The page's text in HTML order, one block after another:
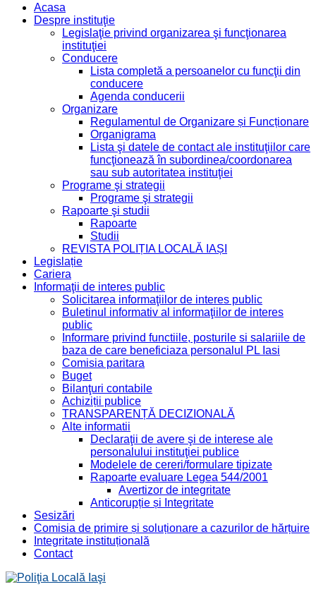
Acasa
Despre instituţie
Legislaţie privind organizarea şi funcţionarea
instituţiei
Conducere
Lista completă a persoanelor cu funcţii din
conducere
Agenda conducerii
Organizare
Regulamentul de Organizare și Funcționare
Organigrama
Lista şi datele de contact ale instituţiilor care
funcţionează în subordinea/coordonarea
sau sub autoritatea instituţiei
Programe şi strategii
Programe şi strategii
Rapoarte şi studii
Rapoarte
Studii
REVISTA POLIȚIA LOCALĂ IAȘI
Legislație
Cariera
Informaţii de interes public
Solicitarea informaţiilor de interes public
Buletinul informativ al informaţiilor de interes
public
Informare privind functiile, posturile si salariile de
baza de care beneficiaza personalul PL Iasi
Comisia paritara
Buget
Bilanţuri contabile
Achiziții publice
TRANSPARENȚĂ DECIZIONALĂ
Alte informatii
Declaraţii de avere şi de interese ale
personalului instituţiei publice
Modelele de cereri/formulare tipizate
Rapoarte evaluare Legea 544/2001
Avertizor de integritate
Anticorupție și Integritate
Sesizări
Comisia de primire și soluționare a cazurilor de hărțuire
Integritate instituțională
Contact